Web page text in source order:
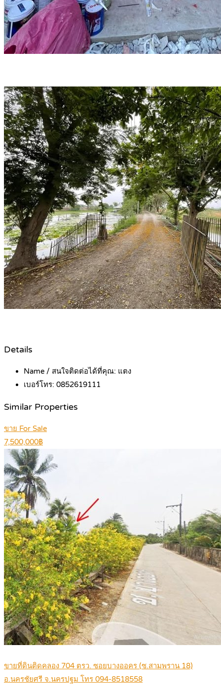
Details
Name / สนใจติดต่อได้ที่คุณ: แตง
เบอร์โทร: 0852619111
Similar Properties
ขาย For Sale
7,500,000฿
ขายที่ดินติดคลอง 704 ตรว. ซอยบางออคร (ซ.สามพราน 18)
อ.นครชัยศรี จ.นครปฐม โทร 094-8518558